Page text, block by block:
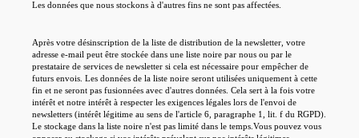
Les données que nous stockons à d'autres fins ne sont pas affectées.
Après votre désinscription de la liste de distribution de la newsletter, votre
adresse e-mail peut être stockée dans une liste noire par nous ou par le
prestataire de services de newsletter si cela est nécessaire pour empêcher de
futurs envois. Les données de la liste noire seront utilisées uniquement à cette
fin et ne seront pas fusionnées avec d'autres données. Cela sert à la fois votre
intérêt et notre intérêt à respecter les exigences légales lors de l'envoi de
newsletters (intérêt légitime au sens de l'article 6, paragraphe 1, lit. f du RGPD).
Le stockage dans la liste noire n'est pas limité dans le temps.Vous pouvez vous